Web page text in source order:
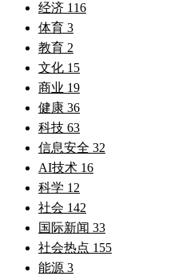
经济 116
体育 3
教育 2
文化 15
商业 19
健康 36
科技 63
信息安全 32
AI技术 16
科学 12
社会 142
国际新闻 33
社会热点 155
能源 3